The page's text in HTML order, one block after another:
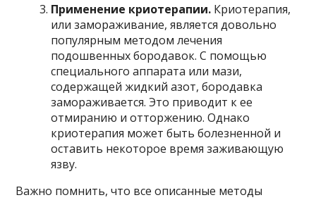
Применение криотерапии. Криотерапия,
или замораживание, является довольно
популярным методом лечения
подошвенных бородавок. С помощью
специального аппарата или мази,
содержащей жидкий азот, бородавка
замораживается. Это приводит к ее
отмиранию и отторжению. Однако
криотерапия может быть болезненной и
оставить некоторое время заживающую
язву.
Важно помнить, что все описанные методы